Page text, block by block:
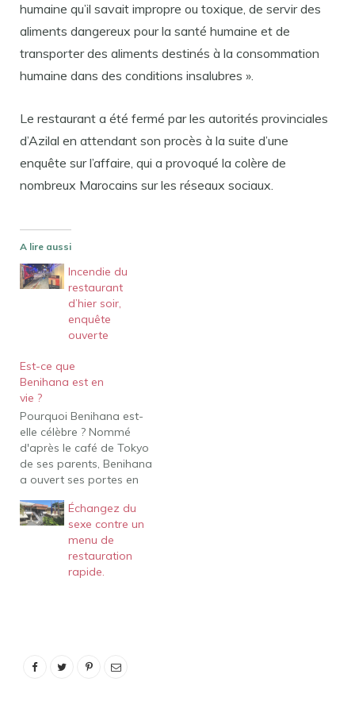
humaine qu’il savait impropre ou toxique, de servir des
aliments dangereux pour la santé humaine et de
transporter des aliments destinés à la consommation
humaine dans des conditions insalubres ».
Le restaurant a été fermé par les autorités provinciales
d’Azilal en attendant son procès à la suite d’une
enquête sur l’affaire, qui a provoqué la colère de
nombreux Marocains sur les réseaux sociaux.
A lire aussi
Incendie du
restaurant
d’hier soir,
enquête
ouverte
Est-ce que
Benihana est en
vie ?
Pourquoi Benihana est-
elle célèbre ? Nommé
d'après le café de Tokyo
de ses parents, Benihana
a ouvert ses portes en
ferme japonais
authentique et des plats
préparés sur des grils
teppanyaki en acier juste
devant les clients. Ses
Échangez du
sexe contre un
menu de
restauration
rapide.